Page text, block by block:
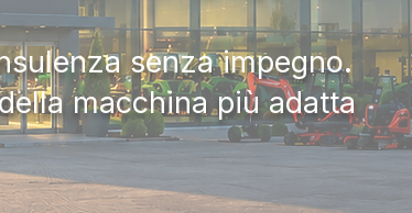
senza impegno.
macchina più adatta